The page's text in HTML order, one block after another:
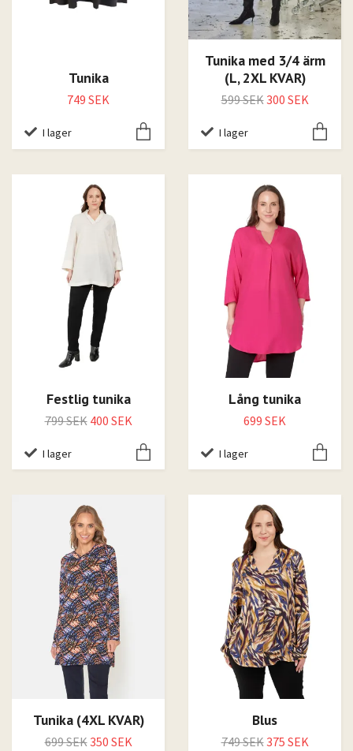
Tunika
749 SEK
I lager
Tunika med 3/4 ärm
(L, 2XL KVAR)
599 SEK300 SEK
I lager
Festlig tunika
799 SEK 400 SEK
I lager
Lång tunika
699 SEK
I lager
Tunika (4XL KVAR)
699 SEK350 SEK
Blus
749 SEK375 SEK